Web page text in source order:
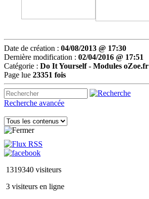
Date de création : 04/08/2013 @ 17:30
Dernière modification : 02/04/2016 @ 17:51
Catégorie : Do It Yourself - Modules oZoe.fr
Page lue 23351 fois
Recherche avancée
1319340 visiteurs
3 visiteurs en ligne